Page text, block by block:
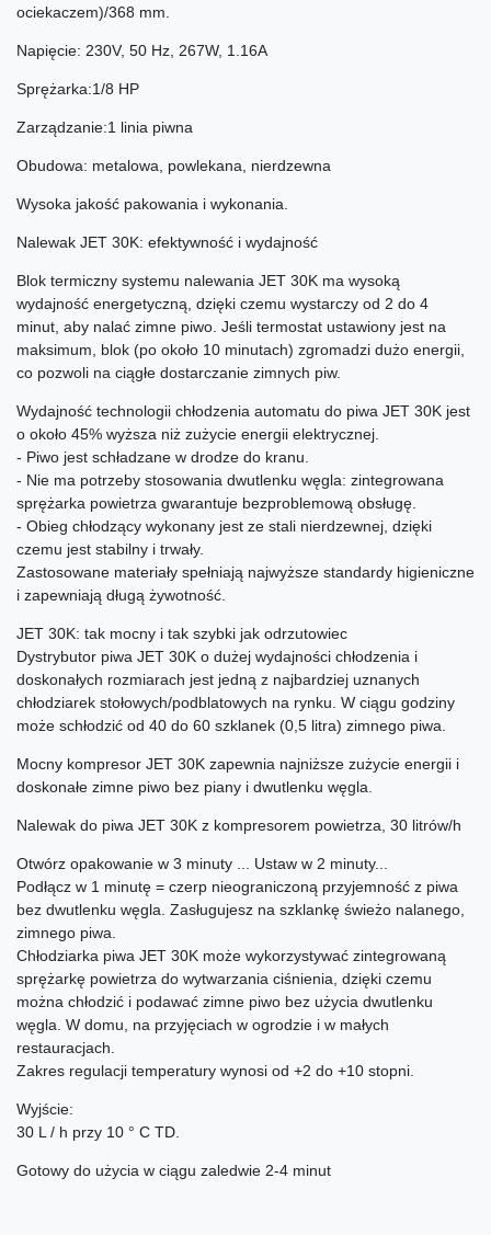
ociekaczem)/368 mm.
Napięcie: 230V, 50 Hz, 267W, 1.16A
Sprężarka:1/8 HP
Zarządzanie:1 linia piwna
Obudowa: metalowa, powlekana, nierdzewna
Wysoka jakość pakowania i wykonania.
Nalewak JET 30K: efektywność i wydajność
Blok termiczny systemu nalewania JET 30K ma wysoką
wydajność energetyczną, dzięki czemu wystarczy od 2 do 4
minut, aby nalać zimne piwo. Jeśli termostat ustawiony jest na
maksimum, blok (po około 10 minutach) zgromadzi dużo energii,
co pozwoli na ciągłe dostarczanie zimnych piw.
Wydajność technologii chłodzenia automatu do piwa JET 30K jest
o około 45% wyższa niż zużycie energii elektrycznej.
- Piwo jest schładzane w drodze do kranu.
- Nie ma potrzeby stosowania dwutlenku węgla: zintegrowana
sprężarka powietrza gwarantuje bezproblemową obsługę.
- Obieg chłodzący wykonany jest ze stali nierdzewnej, dzięki
czemu jest stabilny i trwały.
Zastosowane materiały spełniają najwyższe standardy higieniczne
i zapewniają długą żywotność.
JET 30K: tak mocny i tak szybki jak odrzutowiec
Dystrybutor piwa JET 30K o dużej wydajności chłodzenia i
doskonałych rozmiarach jest jedną z najbardziej uznanych
chłodziarek stołowych/podblatowych na rynku. W ciągu godziny
może schłodzić od 40 do 60 szklanek (0,5 litra) zimnego piwa.
Mocny kompresor JET 30K zapewnia najniższe zużycie energii i
doskonałe zimne piwo bez piany i dwutlenku węgla.
Nalewak do piwa JET 30K z kompresorem powietrza, 30 litrów/h
Otwórz opakowanie w 3 minuty ... Ustaw w 2 minuty...
Podłącz w 1 minutę = czerp nieograniczoną przyjemność z piwa
bez dwutlenku węgla. Zasługujesz na szklankę świeżo nalanego,
zimnego piwa.
Chłodziarka piwa JET 30K może wykorzystywać zintegrowaną
sprężarkę powietrza do wytwarzania ciśnienia, dzięki czemu
można chłodzić i podawać zimne piwo bez użycia dwutlenku
węgla. W domu, na przyjęciach w ogrodzie i w małych
restauracjach.
Zakres regulacji temperatury wynosi od +2 do +10 stopni.
Wyjście:
30 L / h przy 10 ° C TD.
Gotowy do użycia w ciągu zaledwie 2-4 minut